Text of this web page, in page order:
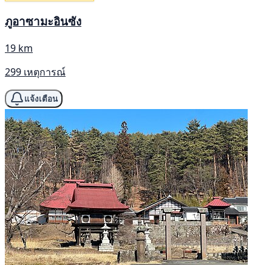
ภูอาซามะอินซัง
19 km
299 เหตุการณ์
แจ้งเตือน